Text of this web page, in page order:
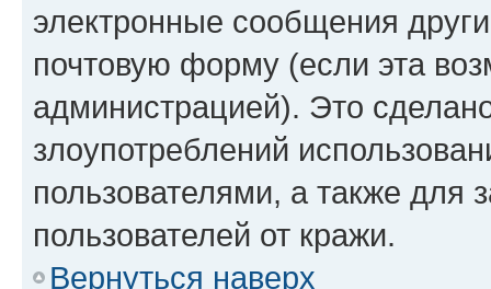
электронные сообщения
почтовую форму (если эта
администрацией). Это
злоупотреблений
пользователями, а также для
пользователей от кражи.
Вернуться наверх